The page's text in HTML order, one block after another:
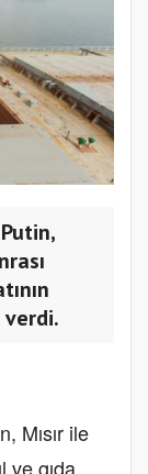
verdi.
Mısır ile
ve gıda